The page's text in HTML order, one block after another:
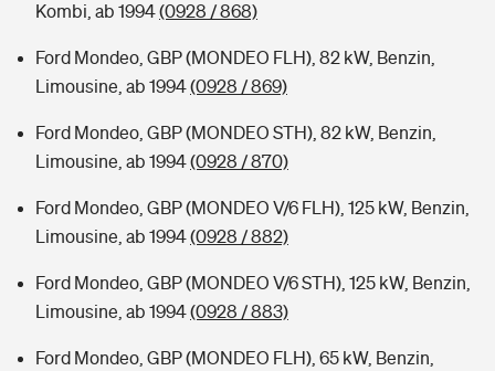
Kombi, ab 1994(0928 / 868)
Ford Mondeo, GBP (MONDEO FLH), 82 kW, Benzin,
Limousine, ab 1994(0928 / 869)
Ford Mondeo, GBP (MONDEO STH), 82 kW, Benzin,
Limousine, ab 1994(0928 / 870)
Ford Mondeo, GBP (MONDEO V/6 FLH), 125 kW, Benzin,
Limousine, ab 1994(0928 / 882)
Ford Mondeo, GBP (MONDEO V/6 STH), 125 kW, Benzin,
Limousine, ab 1994(0928 / 883)
Ford Mondeo, GBP (MONDEO FLH), 65 kW, Benzin,